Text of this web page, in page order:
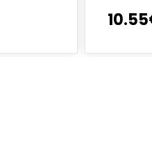
10.55